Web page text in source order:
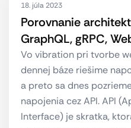
18. júla 2023
Porovnanie
GraphQL, gRPC,
Vo vibration pri tvorbe
dennej báze riešime
a preto sa dnes
napojenia cez API. API
Interface) je skratka,